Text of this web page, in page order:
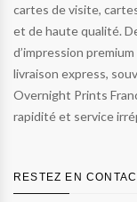
cartes de visite,
et de haute qualité.
d’impression
livraison express,
Overnight Prints
rapidité et service
RESTEZ EN